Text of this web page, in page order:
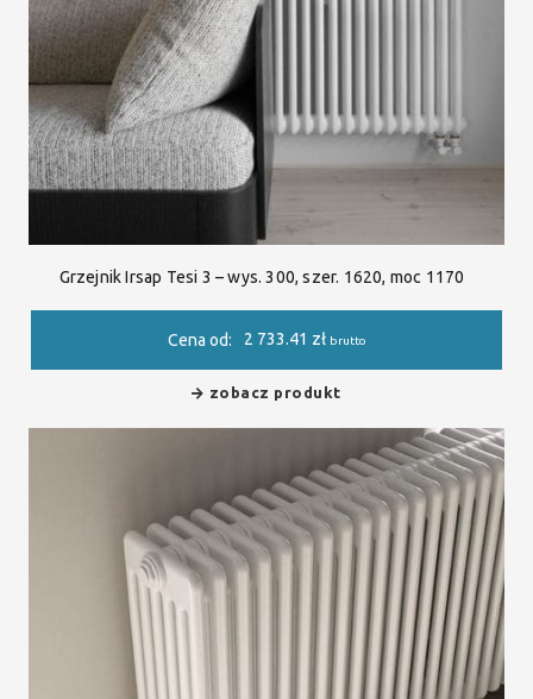
Grzejnik Irsap Tesi 3 – wys. 300, szer. 1620, moc 1170
Cena od: 2 733.41 zł brutto
zobacz produkt